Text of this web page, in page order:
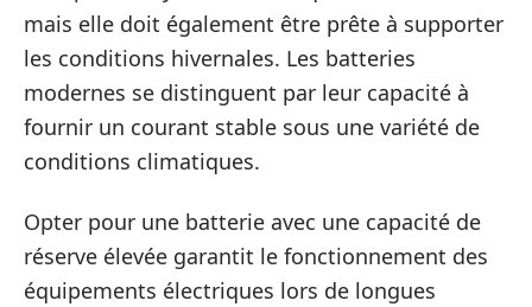
mais elle doit également être prête à supporter
les conditions hivernales. Les batteries
modernes se distinguent par leur capacité à
fournir un courant stable sous une variété de
conditions climatiques.
Opter pour une batterie avec une capacité de
réserve élevée garantit le fonctionnement des
équipements électriques lors de longues